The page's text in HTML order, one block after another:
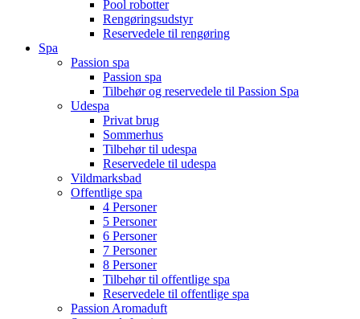
Pool robotter
Rengøringsudstyr
Reservedele til rengøring
Spa
Passion spa
Passion spa
Tilbehør og reservedele til Passion Spa
Udespa
Privat brug
Sommerhus
Tilbehør til udespa
Reservedele til udespa
Vildmarksbad
Offentlige spa
4 Personer
5 Personer
6 Personer
7 Personer
8 Personer
Tilbehør til offentlige spa
Reservedele til offentlige spa
Passion Aromaduft